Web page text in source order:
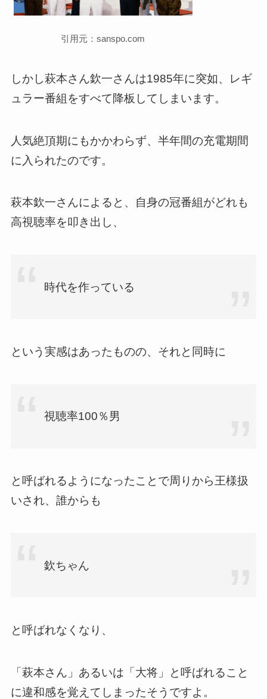
引用元：sanspo.com
しかし萩本さん欽一さんは1985年に突如、レギ
ュラー番組をすべて降板してしまいます。
人気絶頂期にもかかわらず、半年間の充電期間
に入られたのです。
萩本欽一さんによると、自身の冠番組がどれも
高視聴率を叩き出し、
時代を作っている
という実感はあったものの、それと同時に
視聴率100％男
と呼ばれるようになったことで周りから王様扱
いされ、誰からも
欽ちゃん
と呼ばれなくなり、
「萩本さん」あるいは「大将」と呼ばれること
に違和感を覚えてしまったそうですよ。